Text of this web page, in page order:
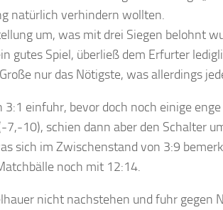
natürlich verhindern wollten.
um, was mit drei Siegen belohnt
gutes Spiel, überließ dem Erfurter
nur das Nötigste, was allerdings
einfuhr, bevor doch noch einige
10), schien dann aber den Schalter
sich im Zwischenstand von 3:9
noch mit 12:14.
nicht nachstehen und fuhr gegen